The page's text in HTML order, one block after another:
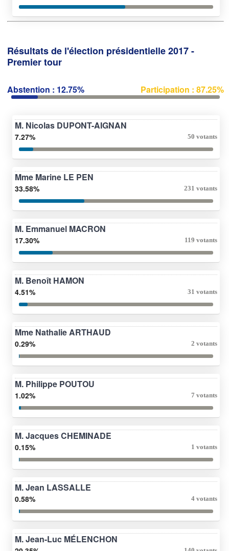
Résultats de l'élection présidentielle 2017 -
Premier tour
Abstention : 12.75% Participation : 87.25%
M. Nicolas DUPONT-AIGNAN
7.27% 50 votants
Mme Marine LE PEN
33.58% 231 votants
M. Emmanuel MACRON
17.30% 119 votants
M. Benoît HAMON
4.51% 31 votants
Mme Nathalie ARTHAUD
0.29% 2 votants
M. Philippe POUTOU
1.02% 7 votants
M. Jacques CHEMINADE
0.15% 1 votants
M. Jean LASSALLE
0.58% 4 votants
M. Jean-Luc MÉLENCHON